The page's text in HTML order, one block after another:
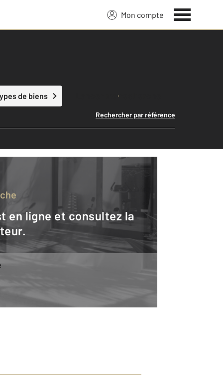
Mon compte
de biens Lancer ma recherche
Rechercher par référence